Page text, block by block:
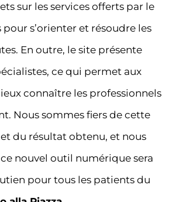
sur les services offerts par le
s’orienter et résoudre les
En outre, le site présente
ce qui permet aux
connaître les professionnels
Nous sommes fiers de cette
du résultat obtenu, et nous
nouvel outil numérique sera
pour tous les patients du